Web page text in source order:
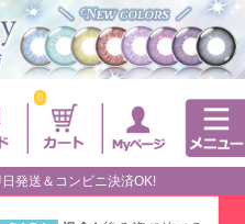
0
発送＆コンビニ決済OK!